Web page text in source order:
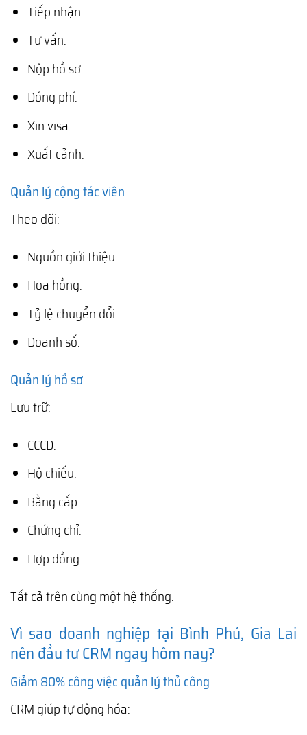
Tiếp nhận.
Tư vấn.
Nộp hồ sơ.
Đóng phí.
Xin visa.
Xuất cảnh.
Quản lý cộng tác viên
Theo dõi:
Nguồn giới thiệu.
Hoa hồng.
Tỷ lệ chuyển đổi.
Doanh số.
Quản lý hồ sơ
Lưu trữ:
CCCD.
Hộ chiếu.
Bằng cấp.
Chứng chỉ.
Hợp đồng.
Tất cả trên cùng một hệ thống.
Vì sao doanh nghiệp tại Bình Phú, Gia Lai
nên đầu tư CRM ngay hôm nay?
Giảm 80% công việc quản lý thủ công
CRM giúp tự động hóa: